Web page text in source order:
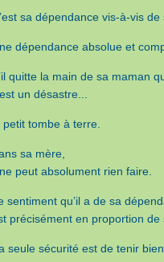
sa dépendance vis-à-vis
dépendance absolue et
quitte la main de sa maman
un désastre...
petit tombe à terre.
sa mère,
peut absolument rien faire.
sentiment qu’il a de sa
précisément en proportion de
seule sécurité est de tenir